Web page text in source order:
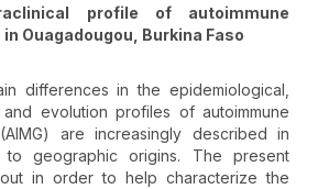
profile of autoimmune
Ouagadougou, Burkina Faso
differences in the epidemiological,
evolution profiles of autoimmune
are increasingly described in
to geographic origins. The present
in order to help characterize the